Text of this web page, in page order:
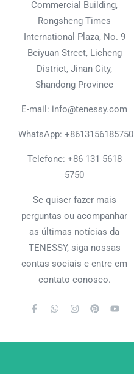
Commercial Building,
Rongsheng Times
International Plaza, No. 9
Beiyuan Street, Licheng
District, Jinan City,
Shandong Province
E-mail: info@tenessy.com
WhatsApp: +8613156185750
Telefone: +86 131 5618
5750
Se quiser fazer mais
perguntas ou acompanhar
as últimas notícias da
TENESSY, siga nossas
contas sociais e entre em
contato conosco.